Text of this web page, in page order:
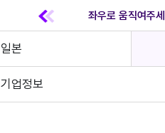
일본
기업정보